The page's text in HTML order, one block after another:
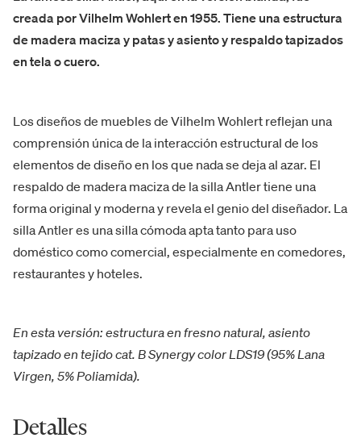
creada por Vilhelm Wohlert en 1955. Tiene una estructura
de madera maciza y patas y asiento y respaldo tapizados
en tela o cuero.
Los diseños de muebles de Vilhelm Wohlert reflejan una
comprensión única de la interacción estructural de los
elementos de diseño en los que nada se deja al azar. El
respaldo de madera maciza de la silla Antler tiene una
forma original y moderna y revela el genio del diseñador. La
silla Antler es una silla cómoda apta tanto para uso
doméstico como comercial, especialmente en comedores,
restaurantes y hoteles.
En esta versión: estructura en fresno natural, asiento
tapizado en tejido cat. B Synergy color LDS19 (95% Lana
Virgen, 5% Poliamida).
Detalles